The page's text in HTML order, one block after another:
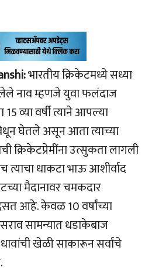
भारतीय क्रिकेटमध्ये सध्या
नाव म्हणजे युवा फलंदाज
व्या वर्षी त्याने आपल्या
घेतले असून आता त्याच्या
क्रिकेटप्रेमींना उत्सुकता लागली
त्याचा धाकटा भाऊ आशीर्वाद
मैदानावर चमकदार
आहे. केवळ 10 वर्षांच्या
सामन्यात धडाकेबाज
खेळी साकारून सर्वांचे